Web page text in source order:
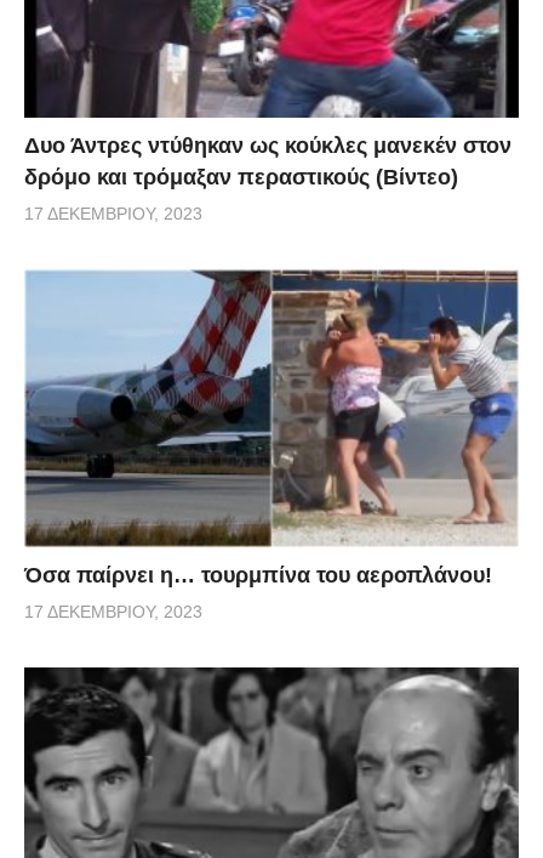
Δυο Άντρες ντύθηκαν ως κούκλες μανεκέν στον
δρόμο και τρόμαξαν περαστικούς (Βίντεο)
17 ΔΕΚΕΜΒΡΊΟΥ, 2023
Όσα παίρνει η… τουρμπίνα του αεροπλάνου!
17 ΔΕΚΕΜΒΡΊΟΥ, 2023